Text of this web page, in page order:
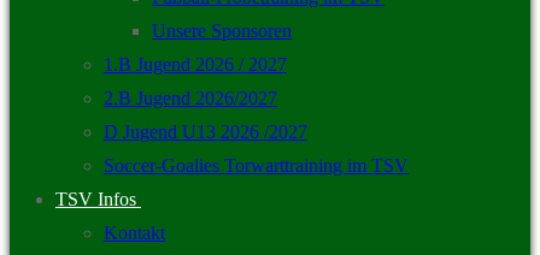
Unsere Sponsoren
1.B Jugend 2026 / 2027
2.B Jugend 2026/2027
D Jugend U13 2026 /2027
Soccer-Goalies Torwarttraining im TSV
TSV Infos
Kontakt